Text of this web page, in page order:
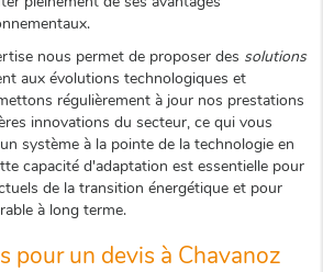
nous permet de proposer des solutions
aux évolutions technologiques et
régulièrement à jour nos prestations
innovations du secteur, ce qui vous
système à la pointe de la technologie en
capacité d'adaptation est essentielle pour
de la transition énergétique et pour
à long terme.
pour un devis à Chavanoz